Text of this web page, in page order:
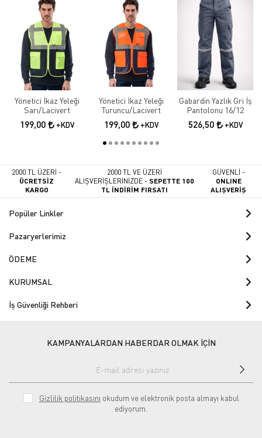
Yönetici İkaz Yeleği
Sarı/Lacivert
199,00 +KDV
Yönetici İkaz Yeleği
Turuncu/Lacivert
199,00 +KDV
Gabardin Yazlık Gri İş
Pantolonu 16/12
526,50 +KDV
2000 TL ÜZERİ -
ÜCRETSİZ
KARGO
2000 TL VE ÜZERİ
ALIŞVERİŞLERİNİZDE -SEPETTE 100
TL İNDİRİM FIRSATI
GÜVENLİ -
ONLINE
ALIŞVERİŞ
Popüler Linkler
Pazaryerlerimiz
ÖDEME
KURUMSAL
İş Güvenliği Rehberi
KAMPANYALARDAN HABERDAR OLMAK İÇİN
Gizlilik politikasını okudum ve elektronik posta almayı kabul
ediyorum.